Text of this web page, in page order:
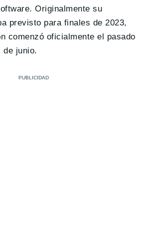
Originalmente su
previsto para finales de 2023,
comenzó oficialmente el pasado
de junio.